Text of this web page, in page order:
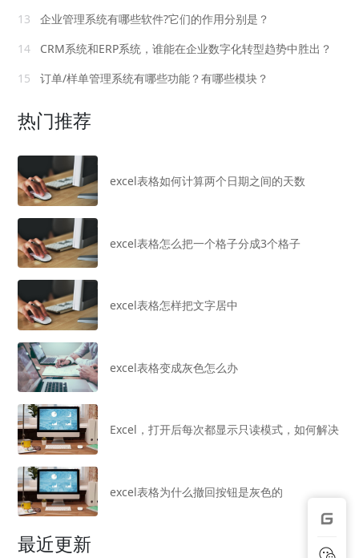
13
企业管理系统有哪些软件?它们的作用分别是？
14
CRM系统和ERP系统，谁能在企业数字化转型趋势中胜出？
15
订单/样单管理系统有哪些功能？有哪些模块？
热门推荐
excel表格如何计算两个日期之间的天数
excel表格怎么把一个格子分成3个格子
excel表格怎样把文字居中
excel表格变成灰色怎么办
Excel，打开后每次都显示只读模式，如何解决
excel表格为什么撤回按钮是灰色的
最近更新